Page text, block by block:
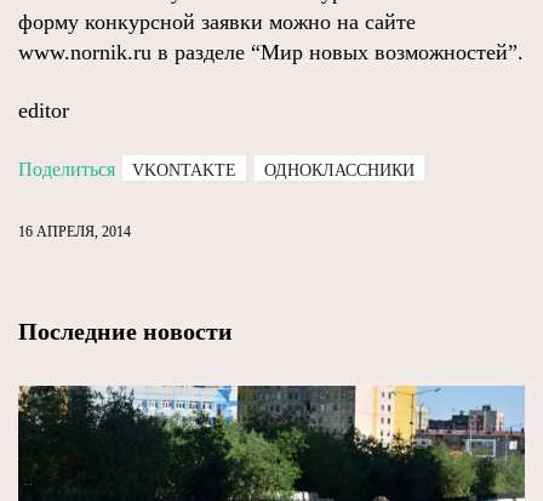
форму конкурсной заявки можно на сайте
www.nornik.ru в разделе “Мир новых возможностей”.
editor
Поделиться VKONTAKTE ОДНОКЛАССНИКИ
16 АПРЕЛЯ, 2014
Последние новости